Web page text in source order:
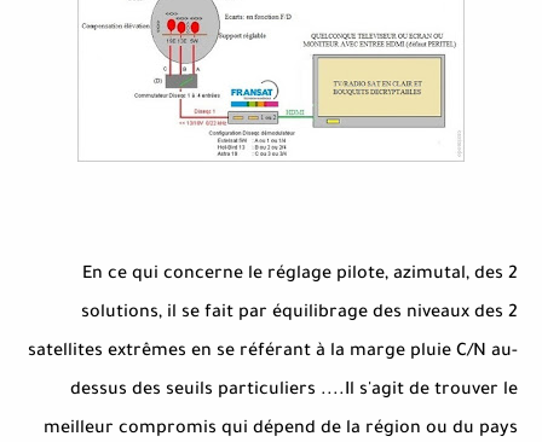
En ce qui concerne le réglage pilote, azimutal, des 2
solutions, il se fait par équilibrage des niveaux des 2
satellites extrêmes en se référant à la marge pluie C/N au-
dessus des seuils particuliers ....Il s'agit de trouver le
meilleur compromis qui dépend de la région ou du pays